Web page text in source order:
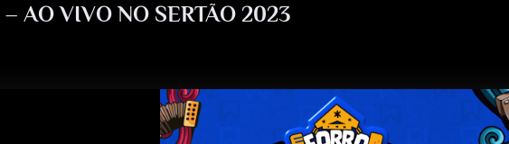
– AO VIVO NO SERTÃO 2023